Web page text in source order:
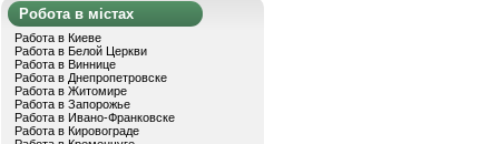
Робота в містах
Работа в Киеве
Работа в Белой Церкви
Работа в Виннице
Работа в Днепропетровске
Работа в Житомире
Работа в Запорожье
Работа в Ивано-Франковске
Работа в Кировограде